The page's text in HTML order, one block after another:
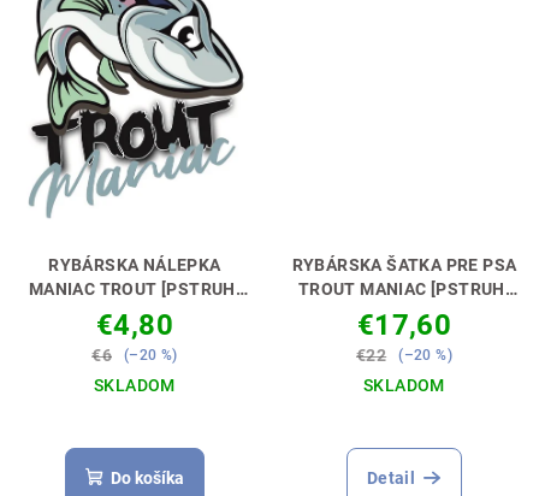
RYBÁRSKA NÁLEPKA
MANIAC TROUT [PSTRUH]
NECH MÁŠ DOKONALÉ
AUTO 🚗🎣
€4,80
€6 (–20 %)
SKLADOM
Do košíka
RYBÁRSKA ŠATKA PRE PSA
TROUT MANIAC [PSTRUH]
👕 DOKONALÝ OUTFIT PRE
TEBA A TVOJHO PSA! 🐶🎣
€17,60
€22 (–20 %)
SKLADOM
Detail